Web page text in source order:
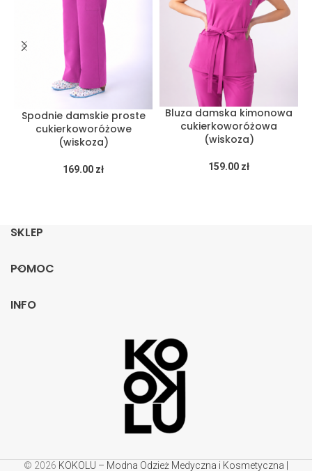
Spodnie damskie proste
cukierkoworóżowe
(wiskoza)
169.00 zł
Bluza damska kimonowa
cukierkoworóżowa
(wiskoza)
159.00 zł
SKLEP
POMOC
INFO
© 2026 KOKOLU – Modna Odzież Medyczna i Kosmetyczna |